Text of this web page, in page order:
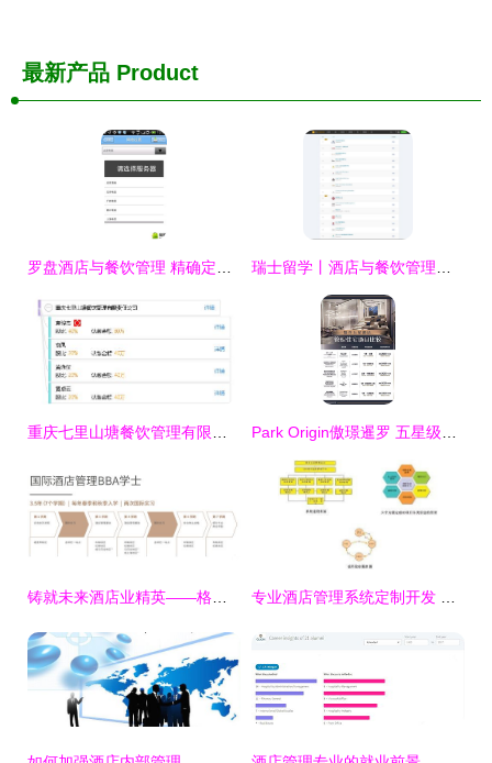
最新产品 Product